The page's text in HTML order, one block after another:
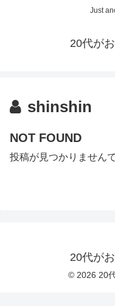
Just
20代が
shinshin
NOT FOUND
投稿が見つかりませんで
20代が
© 2026 20